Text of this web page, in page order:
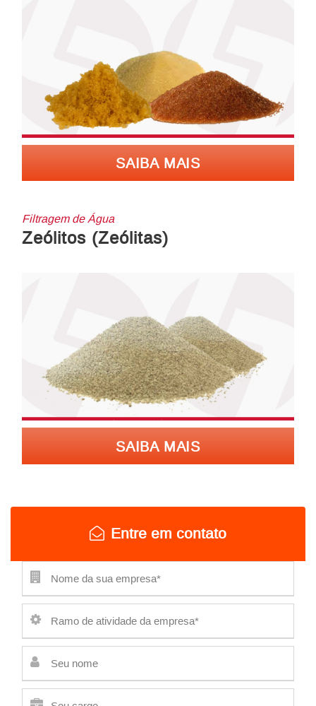
SAIBA MAIS
Filtragem de Água
Zeólitos (Zeólitas)
SAIBA MAIS
Entre em contato